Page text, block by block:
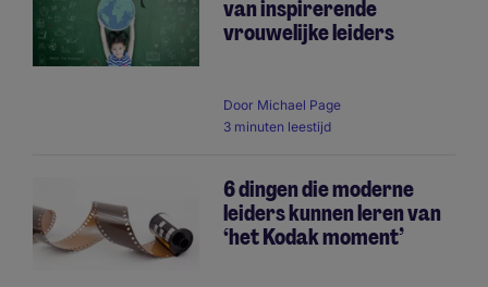
van inspirerende
vrouwelijke leiders
Door Michael Page
3 minuten leestijd
6 dingen die moderne
leiders kunnen leren van
‘het Kodak moment’